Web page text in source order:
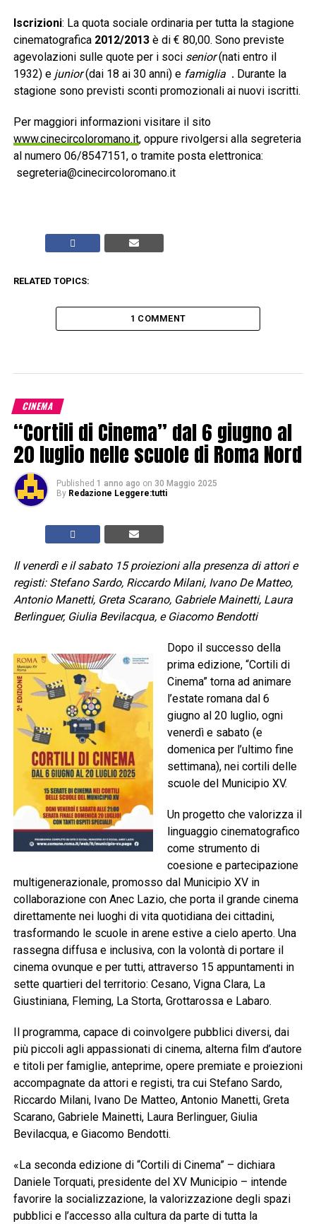
Iscrizioni: La quota sociale ordinaria per tutta la stagione
cinematografica 2012/2013è di € 80,00. Sono previste
agevolazioni sulle quote per i soci senior(nati entro il
1932) e junior(dai 18 ai 30 anni) e famiglia . Durante la
stagione sono previsti sconti promozionali ai nuovi iscritti.
Per maggiori informazioni visitare il sito
www.cinecircoloromano.it, oppure rivolgersi alla segreteria
al numero 06/8547151, o tramite posta elettronica:
segreteria@cinecircoloromano.it
RELATED TOPICS:
1 COMMENT
CINEMA
“Cortili di Cinema” dal 6 giugno al
20 luglio nelle scuole di Roma Nord
Published 1 anno ago on 30 Maggio 2025
By Redazione Leggere:tutti
Il venerdì e il sabato 15 proiezioni alla presenza di attori e
registi: Stefano Sardo, Riccardo Milani, Ivano De Matteo,
Antonio Manetti, Greta Scarano, Gabriele Mainetti, Laura
Berlinguer, Giulia Bevilacqua, e Giacomo Bendotti
Dopo il successo della
prima edizione, “Cortili di
Cinema” torna ad animare
l’estate romana dal 6
giugno al 20 luglio, ogni
venerdì e sabato (e
domenica per l’ultimo fine
settimana), nei cortili delle
scuole del Municipio XV.
Un progetto che valorizza il
linguaggio cinematografico
come strumento di
coesione e partecipazione
multigenerazionale, promosso dal Municipio XV in
collaborazione con Anec Lazio, che porta il grande cinema
direttamente nei luoghi di vita quotidiana dei cittadini,
trasformando le scuole in arene estive a cielo aperto. Una
rassegna diffusa e inclusiva, con la volontà di portare il
cinema ovunque e per tutti, attraverso 15 appuntamenti in
sette quartieri del territorio: Cesano, Vigna Clara, La
Giustiniana, Fleming, La Storta, Grottarossa e Labaro.
Il programma, capace di coinvolgere pubblici diversi, dai
più piccoli agli appassionati di cinema, alterna film d’autore
e titoli per famiglie, anteprime, opere premiate e proiezioni
accompagnate da attori e registi, tra cui Stefano Sardo,
Riccardo Milani, Ivano De Matteo, Antonio Manetti, Greta
Scarano, Gabriele Mainetti, Laura Berlinguer, Giulia
Bevilacqua, e Giacomo Bendotti.
«La seconda edizione di “Cortili di Cinema” – dichiara
Daniele Torquati, presidente del XV Municipio – intende
favorire la socializzazione, la valorizzazione degli spazi
pubblici e l’accesso alla cultura da parte di tutta la